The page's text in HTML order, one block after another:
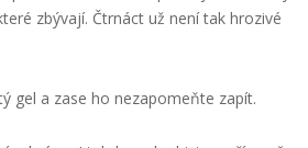
zbývají. Čtrnáct už není tak hrozivé
gel a zase ho nezapomeňte zapít.